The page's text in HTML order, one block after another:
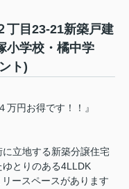
丁目23-21新築戸建
学校・橘中学
ト)
万円お得です！！』
立地する新築分譲住宅
とりのある4LLDK
ースペースがあります